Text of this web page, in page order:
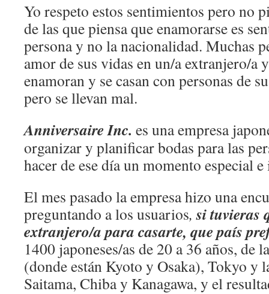
Yo respeto estos sentimientos pero no
de las que piensa que enamorarse es
persona y no la nacionalidad. Muchas
amor de sus vidas en un/a extranjero/a
enamoran y se casan con personas de
pero se llevan mal.
Anniversaire Inc. es una empresa
organizar y planificar bodas para las
hacer de ese día un momento especial
El mes pasado la empresa hizo una
preguntando a los usuarios,si tuvieras
extranjero/a para casarte, que país
1400 japoneses/as de 20 a 36 años, de
(donde están Kyoto y Osaka), Tokyo y
Saitama, Chiba y Kanagawa, y el